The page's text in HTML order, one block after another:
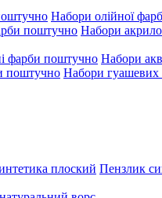
Набори олійної
поштучно Набори
фарби поштучно Набори
поштучно Набори гуашевих
плоский Пензлик